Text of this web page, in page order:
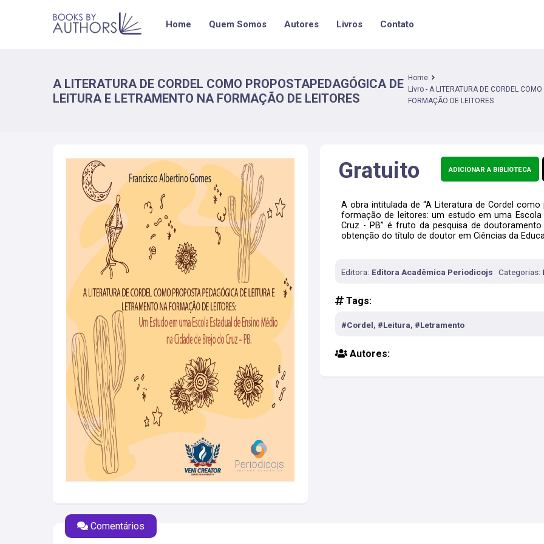
Home Quem Somos Autores Livros Contato
A LITERATURA DE CORDEL COMO PROPOSTAPEDAGÓGICA DE
LEITURA E LETRAMENTO NA FORMAÇÃO DE LEITORES
Home
Livro - A LITERATURA DE CORDEL
FORMAÇÃO DE LEITORES
Gratuito ADICIONAR A BIBLIOTECA
A obra intitulada de “A Literatura de Cordel
formação de leitores: um estudo em uma
Cruz - PB” é fruto da pesquisa de
obtenção do título de doutor em Ciências da
Editora: Editora Acadêmica Periodicojs Categorias:
Tags:
#Cordel, #Leitura, #Letramento
Autores:
Comentários